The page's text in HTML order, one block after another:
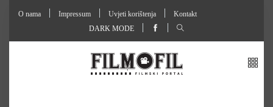
O nama Impressum Uvjeti korištenja
Kontakt
DARK MODE